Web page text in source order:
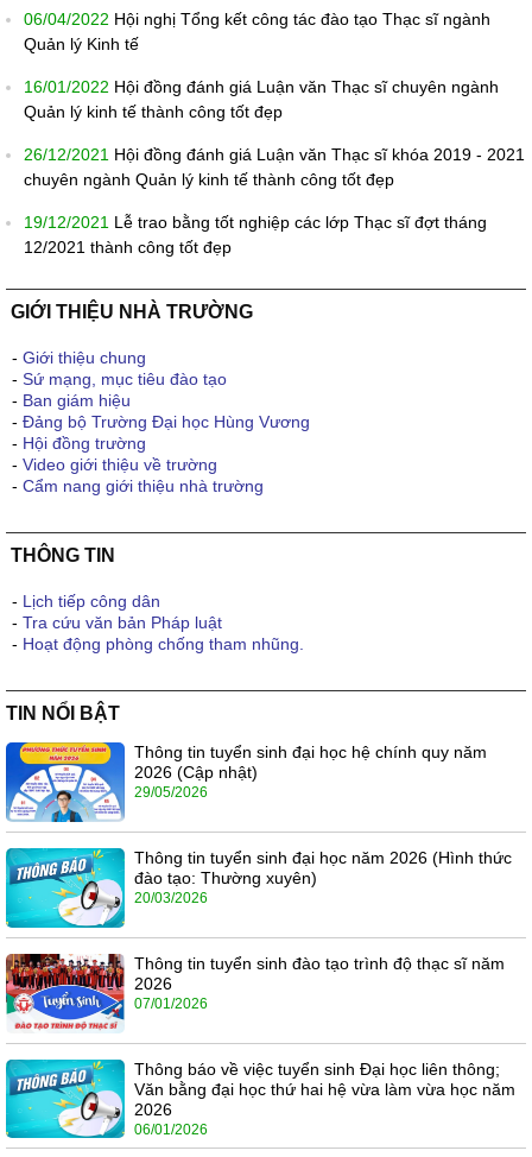
06/04/2022 Hội nghị Tổng kết công tác đào tạo Thạc sĩ ngành
Quản lý Kinh tế
16/01/2022 Hội đồng đánh giá Luận văn Thạc sĩ chuyên ngành
Quản lý kinh tế thành công tốt đẹp
26/12/2021 Hội đồng đánh giá Luận văn Thạc sĩ khóa 2019 - 2021
chuyên ngành Quản lý kinh tế thành công tốt đẹp
19/12/2021 Lễ trao bằng tốt nghiệp các lớp Thạc sĩ đợt tháng
12/2021 thành công tốt đẹp
GIỚI THIỆU NHÀ TRƯỜNG
- Giới thiệu chung
- Sứ mạng, mục tiêu đào tạo
- Ban giám hiệu
- Đảng bộ Trường Đại học Hùng Vương
- Hội đồng trường
- Video giới thiệu về trường
- Cẩm nang giới thiệu nhà trường
THÔNG TIN
- Lịch tiếp công dân
- Tra cứu văn bản Pháp luật
- Hoạt động phòng chống tham nhũng.
TIN NỔI BẬT
Thông tin tuyển sinh đại học hệ chính quy năm
2026 (Cập nhật)
29/05/2026
Thông tin tuyển sinh đại học năm 2026 (Hình thức
đào tạo: Thường xuyên)
20/03/2026
Thông tin tuyển sinh đào tạo trình độ thạc sĩ năm
2026
07/01/2026
Thông báo về việc tuyển sinh Đại học liên thông;
Văn bằng đại học thứ hai hệ vừa làm vừa học năm
2026
06/01/2026